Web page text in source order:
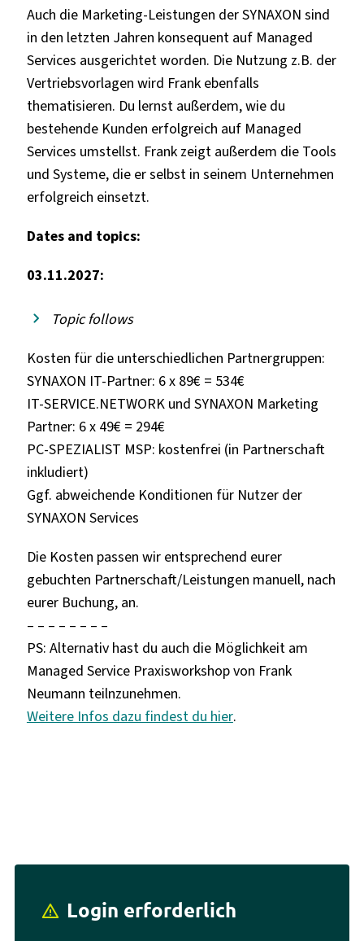
Auch die Marketing-Leistungen der SYNAXON sind
in den letzten Jahren konsequent auf Managed
Services ausgerichtet worden. Die Nutzung z.B. der
Vertriebsvorlagen wird Frank ebenfalls
thematisieren. Du lernst außerdem, wie du
bestehende Kunden erfolgreich auf Managed
Services umstellst. Frank zeigt außerdem die Tools
und Systeme, die er selbst in seinem Unternehmen
erfolgreich einsetzt.
Dates and topics:
03.11.2027:
Topic follows
Kosten für die unterschiedlichen Partnergruppen:
SYNAXON IT-Partner: 6 x 89€ = 534€
IT-SERVICE.NETWORK und SYNAXON Marketing
Partner: 6 x 49€ = 294€
PC-SPEZIALIST MSP: kostenfrei (in Partnerschaft
inkludiert)
Ggf. abweichende Konditionen für Nutzer der
SYNAXON Services
Die Kosten passen wir entsprechend eurer
gebuchten Partnerschaft/Leistungen manuell, nach
eurer Buchung, an.
– – – – – – – –
PS: Alternativ hast du auch die Möglichkeit am
Managed Service Praxisworkshop von Frank
Neumann teilnzunehmen.
Weitere Infos dazu findest du hier.
report_problem Login erforderlich